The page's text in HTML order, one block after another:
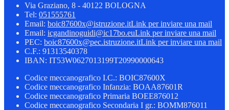
Via Graziano, 8 - 40122 BOLOGNA
Tel: 051555761
Email: boic87600x@istruzione.itLink per inviare una mail
Email: icgandinoguidi@ic17bo.euLink per inviare una mail
PEC: boic87600x@pec.istruzione.itLink per inviare una mail
C.F.: 91313540378
IBAN: IT53W0627013199T20990000643
Codice meccanografico I.C.: BOIC87600X
Codice meccanografico Infanzia: BOAA87601R
Codice meccanografico Primaria BOEE876012
Codice meccanografico Secondaria I gr.: BOMM876011